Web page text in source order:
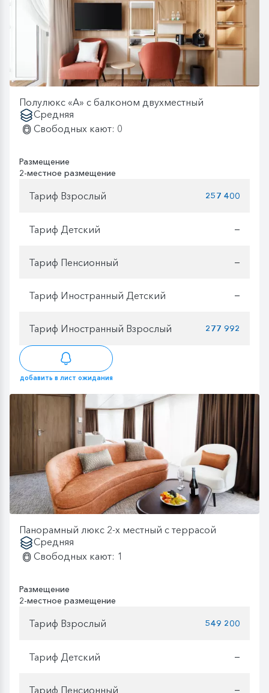
Полулюкс «А» с балконом двухместный
Средняя
Свободных кают: 0
Размещение
2-местное размещение
Тариф Взрослый 257 400
Тариф Детский —
Тариф Пенсионный —
Тариф Иностранный Детский —
Тариф Иностранный Взрослый 277 992
добавить в лист ожидания
Панорамный люкс 2-х местный с террасой
Средняя
Свободных кают: 1
Размещение
2-местное размещение
Тариф Взрослый 549 200
Тариф Детский —
Тариф Пенсионный —